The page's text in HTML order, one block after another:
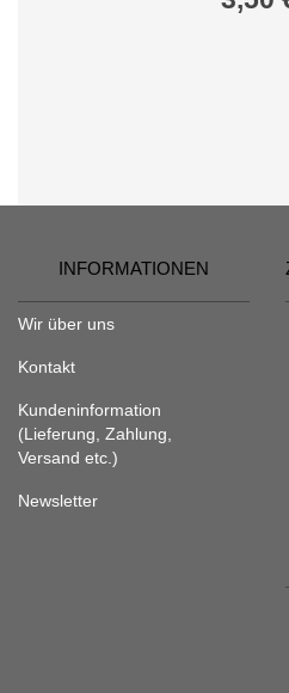
INFORMATIONEN
Wir über uns
Kontakt
Kundeninformation
(Lieferung, Zahlung,
Versand etc.)
Newsletter